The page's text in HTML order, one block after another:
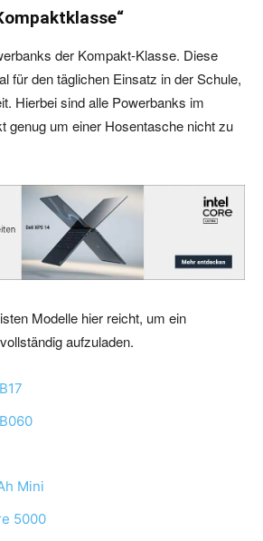
der Kompakt-Klasse. Diese
für den täglichen Einsatz in der Schule,
Hierbei sind alle Powerbanks im
genug um einer Hosentasche nicht zu
Modelle hier reicht, um ein
aufzuladen.
Mini
5000